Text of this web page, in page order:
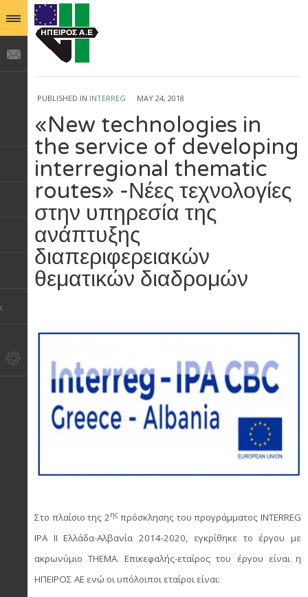
PUBLISHED IN INTERREG MAY 24, 2018
«New technologies in
the service of developing
interregional thematic
routes» -Νέες τεχνολογίες
στην υπηρεσία της
ανάπτυξης
διαπεριφερειακών
θεματικών διαδρομών
Στο πλαίσιο της 2ης πρόσκλησης του προγράμματος INTERREG
IPA II Ελλάδα-Αλβανία 2014-2020, εγκρίθηκε το έργου με
ακρωνύμιο THEMA. Επικεφαλής-εταίρος του έργου είναι η
ΗΠΕΙΡΟΣ ΑΕ ενώ οι υπόλοιποι εταίροι είναι: